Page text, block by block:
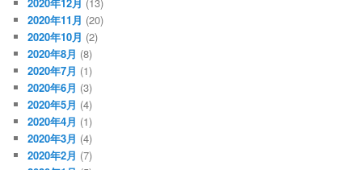
2020年12月 (13)
2020年11月 (20)
2020年10月 (2)
2020年8月 (8)
2020年7月 (1)
2020年6月 (3)
2020年5月 (4)
2020年4月 (1)
2020年3月 (4)
2020年2月 (7)